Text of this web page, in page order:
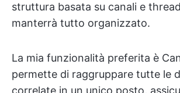
struttura basata su canali e
manterrà tutto organizzato.
La mia funzionalità preferita è
permette di raggruppare tutte le